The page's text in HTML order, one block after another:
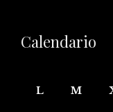
Calendario
L
M